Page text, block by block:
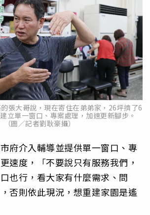
張大哥說，現在寄住在弟弟家，26坪擠了6
立單一窗口、專案處理，加速更新腳步。
（圖／記者劉耿豪攝）
府介入輔導並提供單一窗口、專
速度，「不要說只有服務我們，
也行，看大家有什麼需求、問
否則依此現況，想重建家園是遙